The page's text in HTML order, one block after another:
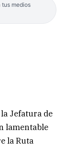
tus medios
Jefatura de
lamentable
la Ruta